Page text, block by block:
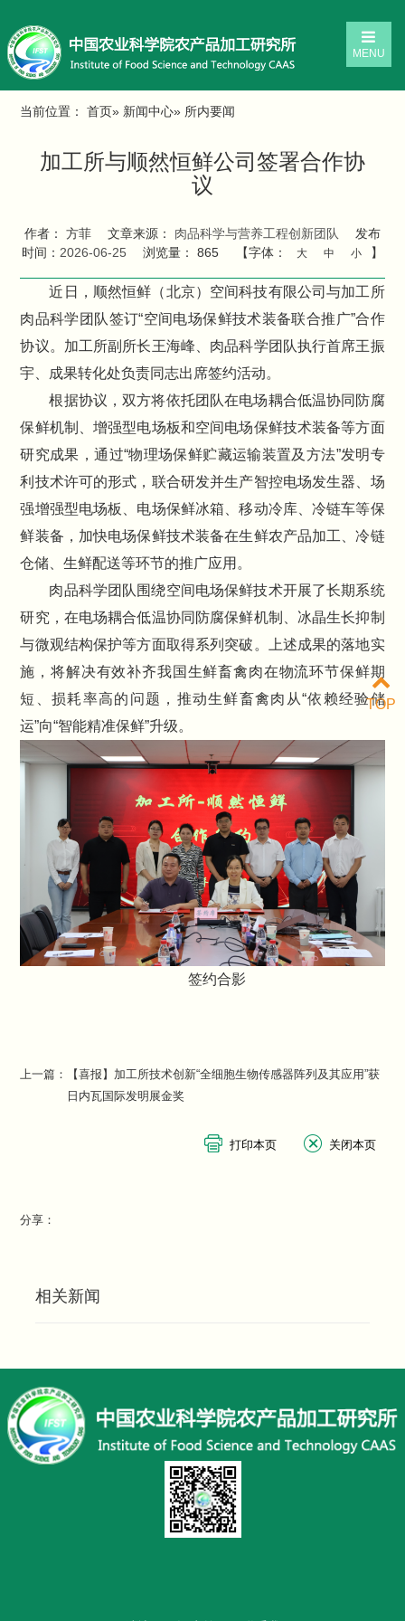
MENU
当前位置：首页» 新闻中心» 所内要闻
加工所与顺然恒鲜公司签署合作协
议
作者： 方菲 文章来源： 肉品科学与营养工程创新团队
发布
时间： 2026-06-25 浏览量： 865 【字体： 大 中 小 】
近日，顺然恒鲜（北京）空间科技有限公司与加工所
肉品科学团队签订“空间电场保鲜技术装备联合推广”合作
协议。加工所副所长王海峰、肉品科学团队执行首席王振
宇、成果转化处负责同志出席签约活动。
根据协议，双方将依托团队在电场耦合低温协同防腐
保鲜机制、增强型电场板和空间电场保鲜技术装备等方面
研究成果，通过“物理场保鲜贮藏运输装置及方法”发明专
利技术许可的形式，联合研发并生产智控电场发生器、场
强增强型电场板、电场保鲜冰箱、移动冷库、冷链车等保
鲜装备，加快电场保鲜技术装备在生鲜农产品加工、冷链
仓储、生鲜配送等环节的推广应用。
肉品科学团队围绕空间电场保鲜技术开展了长期系统
研究，在电场耦合低温协同防腐保鲜机制、冰晶生长抑制
与微观结构保护等方面取得系列突破。上述成果的落地实
施，将解决有效补齐我国生鲜畜禽肉在物流环节保鲜期
短、损耗率高的问题，推动生鲜畜禽肉从“依赖经验储
运”向“智能精准保鲜”升级。
签约合影
上一篇：
【喜报】加工所技术创新“全细胞生物传感器阵列及其应用”获
日内瓦国际发明展金奖
分享：
相关新闻
TOP